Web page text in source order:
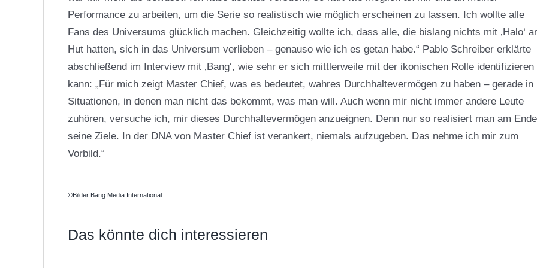
Performance zu arbeiten, um die Serie so realistisch wie möglich erscheinen zu lassen. Ich wollte alle
Fans des Universums glücklich machen. Gleichzeitig wollte ich, dass alle, die bislang nichts mit ‚Halo‘
Hut hatten, sich in das Universum verlieben – genauso wie ich es getan habe.“ Pablo Schreiber erklärte
abschließend im Interview mit ‚Bang‘, wie sehr er sich mittlerweile mit der ikonischen Rolle identifizieren
kann: „Für mich zeigt Master Chief, was es bedeutet, wahres Durchhaltevermögen zu haben – gerade in
Situationen, in denen man nicht das bekommt, was man will. Auch wenn mir nicht immer andere Leute
zuhören, versuche ich, mir dieses Durchhaltevermögen anzueignen. Denn nur so realisiert man am Ende
seine Ziele. In der DNA von Master Chief ist verankert, niemals aufzugeben. Das nehme ich mir zum
Vorbild.“
©Bilder:Bang Media International
Das könnte dich interessieren